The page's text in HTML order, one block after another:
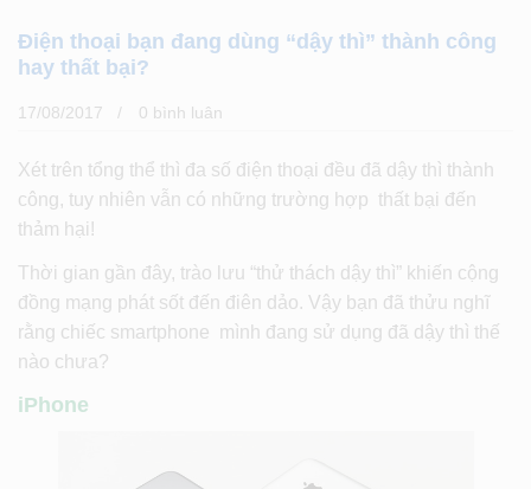
Điện thoại bạn đang dùng “dậy thì” thành công
hay thất bại?
17/08/2017 0 bình luân
Xét trên tổng thể thì đa số điện thoại đều đã dậy thì thành
công, tuy nhiên vẫn có những trường hợp thất bại đến
thảm hại!
Thời gian gần đây, trào lưu “thử thách dậy thì” khiến cộng
đồng mạng phát sốt đến điên dảo. Vậy bạn đã thửu nghĩ
rằng chiếc smartphone mình đang sử dụng đã dậy thì thế
nào chưa?
iPhone